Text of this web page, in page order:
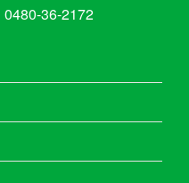
36-2172